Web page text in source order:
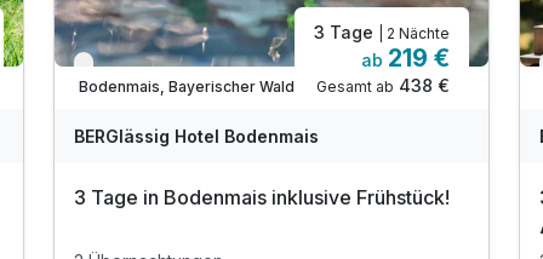
Verfügbar bis Dezember
Bodenmais, Bayerischer Wald
3 Tage | 2 Nächte
ab 219 €
Gesamt ab 438 €
BERGlässig Hotel Bodenmais
3 Tage in Bodenmais inklusive Frühstück!